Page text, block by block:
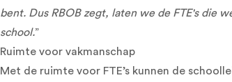
bent. Dus RBOB zegt, laten we de FTE's die
school.”
Ruimte voor vakmanschap
Met de ruimte voor FTE’s kunnen de